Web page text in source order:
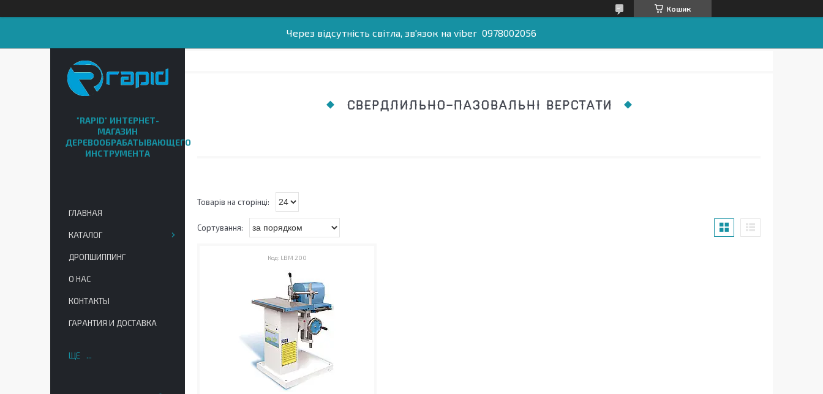
Кошик
Через відсутність світла, зв'язок на viber 0978002056
СВЕРДЛИЛЬНО-ПАЗОВАЛЬНІ ВЕРСТАТИ
LBM 200
"RAPID" ИНТЕРНЕТ-
МАГАЗИН
ДЕРЕВООБРАБАТЫВАЮЩЕГО
ИНСТРУМЕНТА
ГЛАВНАЯ
КАТАЛОГ
ДРОПШИППИНГ
О НАС
КОНТАКТЫ
ГАРАНТИЯ И ДОСТАВКА
ЩЕ